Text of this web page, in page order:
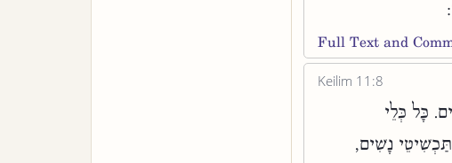
Full Text and
Keilim 11:8
כָּל כְּלֵי
נָשִׁים,